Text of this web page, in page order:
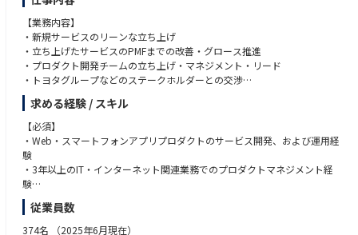
【業務内容】
・新規サービスのリーンな立ち上げ
・立ち上げたサービスのPMFまでの改善・グロース推進
・プロダクト開発チームの立ち上げ・マネジメント・リード
・トヨタグループなどのステークホルダーとの交渉
【ポジションの魅力】
・次々とリリースされるKINTOブランドのビジネスを支えるグループを横
断して利用されるWebプロダクトの開発に関わることができます。
・ビジネスニーズを捉え、自らプロダクトの未来を見据え、企画・設計・
開発ができます。
・KINTOブランドのビジネス以外にもトヨタグループのWebプロダクトの
・短期的なビジネスの状況にとらわれず、プロダクトを継続的に開発・改
善していくことができます。
求める経験 / スキル
【必須】
・Web・スマートフォンアプリプロダクトのサービス開発、および運用経
験
・3年以上のIT・インターネット関連業務でのプロダクトマネジメント経
験
・5年以上のプロダクト開発組織での業務経験（職種はプロダクトマネー
ジャーでなくとも可）
・プロダクトの優先度や要件についてチームをリードし意思決定をした経
従業員数
374名 （2025年6月現在）